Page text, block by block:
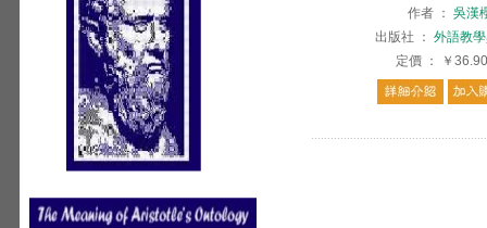
作者 ： 吳漢
出版社
： 外語教
定價 ： ￥36.90